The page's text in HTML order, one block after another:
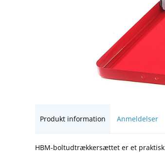
Produkt information Anmeldelser
HBM-boltudtrækkersættet er et praktisk